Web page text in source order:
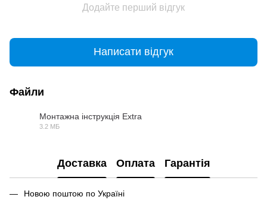
Додайте перший відгук
Написати відгук
Файли
Монтажна інструкція Extra
3.2 МБ
Доставка Оплата Гарантія
Новою поштою по Україні